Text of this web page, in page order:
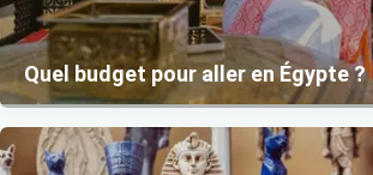
Quel budget pour aller en Égypte ?